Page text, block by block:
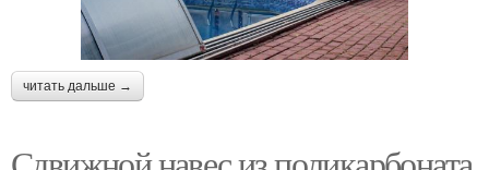
читать дальше →